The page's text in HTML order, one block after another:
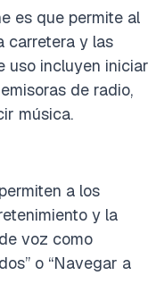
es que permite al
carretera y las
uso incluyen iniciar
de radio,
música.
a los
y la
voz como
o “Navegar a